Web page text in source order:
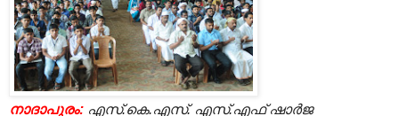
നാദാപുരം: എസ്.കെ.എസ്. എസ്.എഫ് ഷാര്‍ജ